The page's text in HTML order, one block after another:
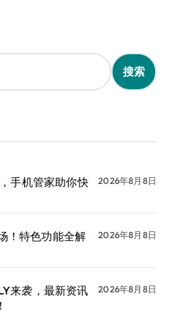
手机管家助你快
2026年8月8日
！特色功能全解
2026年8月8日
来袭，最新资讯
2026年8月8日